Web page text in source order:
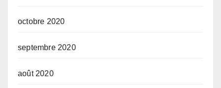
octobre 2020
septembre 2020
août 2020